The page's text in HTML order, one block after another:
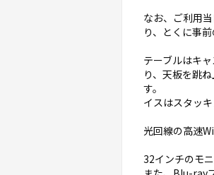
なお、ご利用
り、とくに事
テーブルはキ
り、天板を跳
す。
イスはスタッ
光回線の高速
32インチのモ